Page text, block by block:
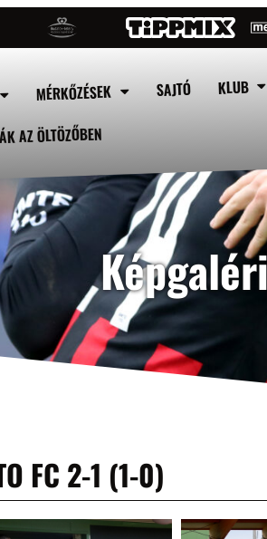
MÉRKŐZÉSEK SAJTÓ KLUB
AZ ÖLTÖZŐBEN
FC 2-1 (1-0)